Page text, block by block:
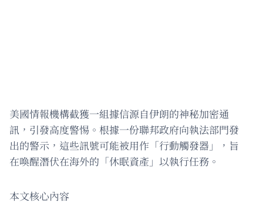
美國情報機構截獲一組據信源自伊朗的神秘加密通
訊，引發高度警惕。根據一份聯邦政府向執法部門發
出的警示，這些訊號可能被用作「行動觸發器」，旨
在喚醒潛伏在海外的「休眠資產」以執行任務。
本文核心內容